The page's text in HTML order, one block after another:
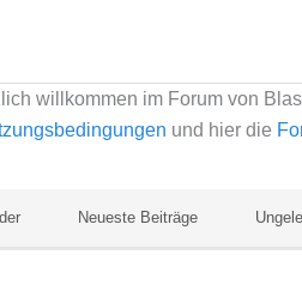
willkommen im Forum von
und hier die
Neueste Beiträge